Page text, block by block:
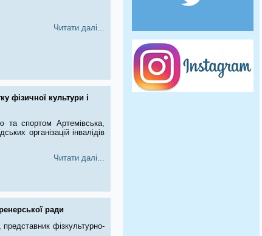
Читати далі...
фізичної культури і
та спортом Артемівська,
організацій інвалідів
Читати далі...
ради
представник фізкультурно-